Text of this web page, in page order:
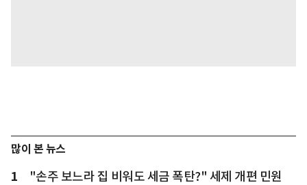
많이 본 뉴스
1
"손주 보느라 집 비워도 세금 폭탄?" 세제 개편 민원